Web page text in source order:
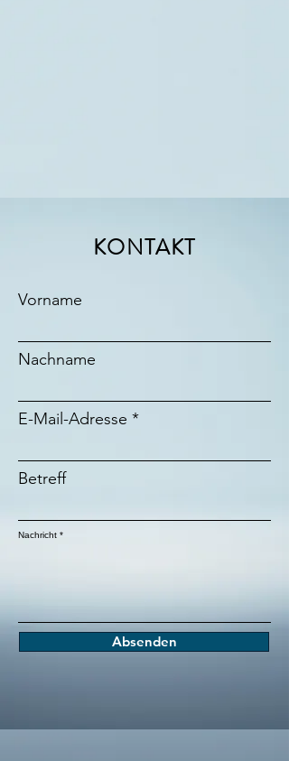
KONTAKT
Vorname
Nachname
E-Mail-Adresse
Betreff
Nachricht
Absenden